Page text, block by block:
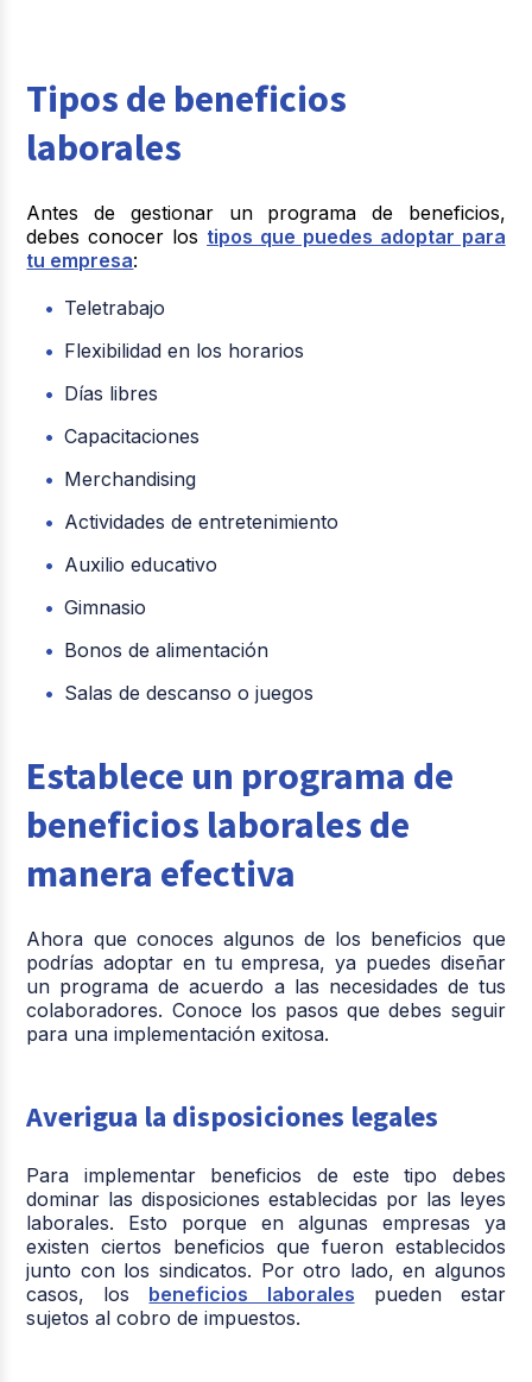
Tipos de beneficios
laborales
Antes de gestionar un programa de beneficios,
debes conocer los tipos que puedes adoptar para
tu empresa:
Teletrabajo
Flexibilidad en los horarios
Días libres
Capacitaciones
Merchandising
Actividades de entretenimiento
Auxilio educativo
Gimnasio
Bonos de alimentación
Salas de descanso o juegos
Establece un programa de
beneficios laborales de
manera efectiva
Ahora que conoces algunos de los beneficios que
podrías adoptar en tu empresa, ya puedes diseñar
un programa de acuerdo a las necesidades de tus
colaboradores. Conoce los pasos que debes seguir
para una implementación exitosa.
Averigua la disposiciones legales
Para implementar beneficios de este tipo debes
dominar las disposiciones establecidas por las leyes
laborales. Esto porque en algunas empresas ya
existen ciertos beneficios que fueron establecidos
junto con los sindicatos. Por otro lado, en algunos
casos, los beneficios laborales pueden estar
sujetos al cobro de impuestos.